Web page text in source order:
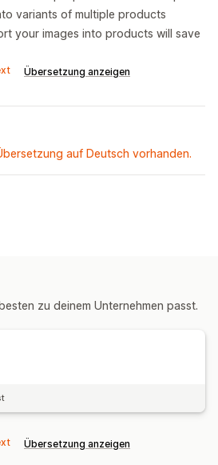
variants of multiple products
your images into products will save
Übersetzung anzeigen
auf Deutsch vorhanden.
zu deinem Unternehmen passt.
Übersetzung anzeigen